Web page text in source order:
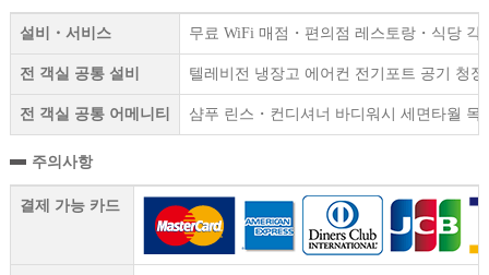
설비・서비스 무료 WiFi 매점・편의점 레스토랑・식당
전 객실 공통 설비 텔레비전 냉장고 에어컨 전기포트 공기 청
전 객실 공통 어메니티 샴푸 린스・컨디셔너 바디워시 세면타월
주의사항
결제 가능 카드